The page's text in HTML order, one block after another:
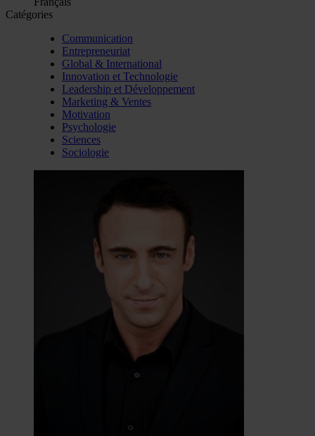
Catégories
Communication
Entrepreneuriat
Global & International
Innovation et Technologie
Leadership et Développement
Marketing & Ventes
Motivation
Psychologie
Sciences
Sociologie